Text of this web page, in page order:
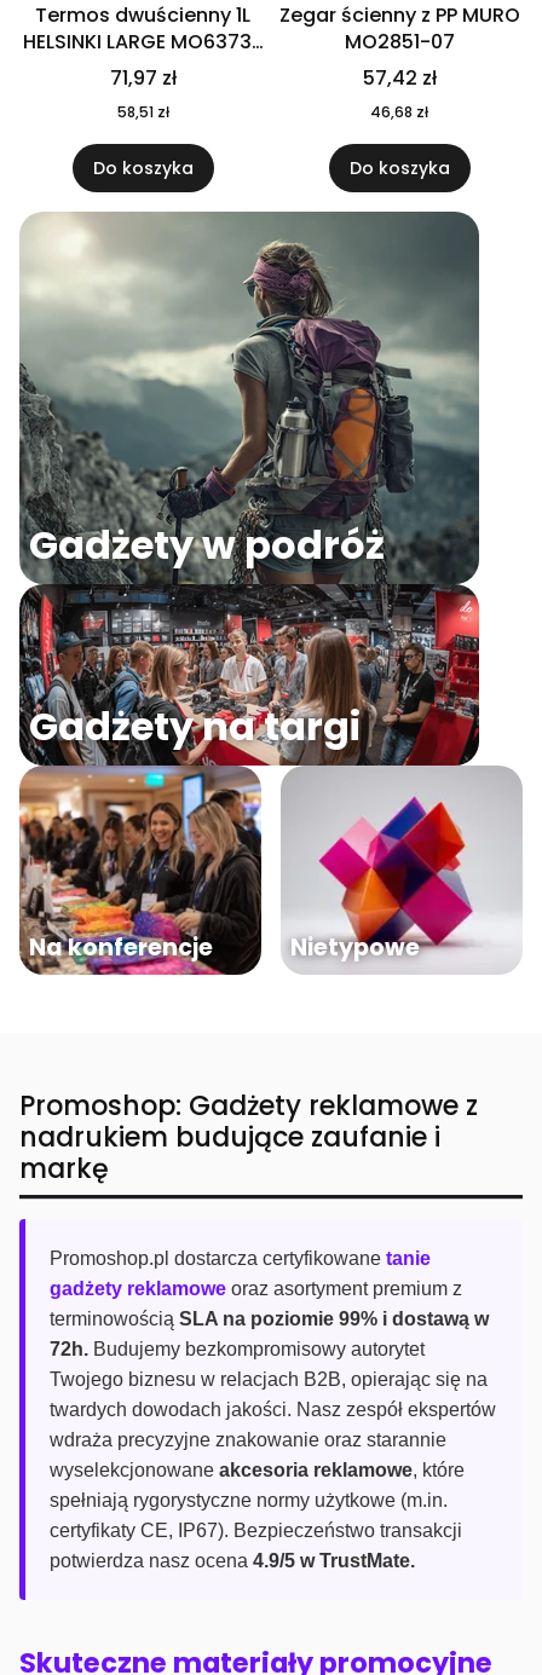
Termos dwuścienny 1L
HELSINKI LARGE MO6373-
04
71,97 zł
58,51 zł
Do koszyka
Zegar ścienny z PP MURO
MO2851-07
57,42 zł
46,68 zł
Do koszyka
Gadżety w podróż
Gadżety na targi
Na konferencje Nietypowe
Promoshop: Gadżety reklamowe z
nadrukiem budujące zaufanie i
markę
Promoshop.pl dostarcza certyfikowane tanie
gadżety reklamowe oraz asortyment premium z
terminowością SLA na poziomie 99% i dostawą w
72h. Budujemy bezkompromisowy autorytet
Twojego biznesu w relacjach B2B, opierając się na
twardych dowodach jakości. Nasz zespół ekspertów
wdraża precyzyjne znakowanie oraz starannie
wyselekcjonowane akcesoria reklamowe, które
spełniają rygorystyczne normy użytkowe (m.in.
certyfikaty CE, IP67). Bezpieczeństwo transakcji
potwierdza nasz ocena 4.9/5 w TrustMate.
Skuteczne materiały promocyjne